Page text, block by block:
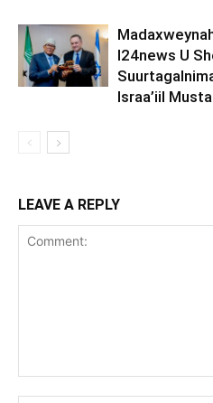
I24news U
Israa’iil
LEAVE A REPLY